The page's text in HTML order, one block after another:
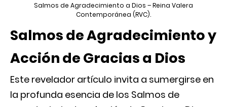
Salmos de Agradecimiento a Dios – Reina Valera
Contemporánea (RVC).
Salmos de Agradecimiento y
Acción de Gracias a Dios
Este revelador artículo invita a sumergirse en
la profunda esencia de los Salmos de